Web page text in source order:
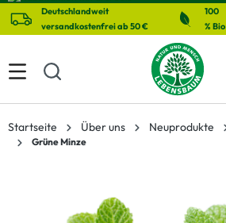
Deutschlandweit
versandkostenfrei ab 50 €
100
% Bio
Startseite Über uns Neuprodukte
Grüne Minze